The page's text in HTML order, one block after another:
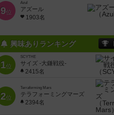
9位
Azul
アズール
1903名
興味ありランキング
1位
SCYTHE
サイズ -大鎌戦役-
2415名
2位
Terraforming Mars
テラフォーミングマーズ
2394名